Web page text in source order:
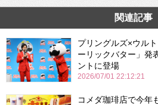
関連記事
プリングルズ×ウル
ーリックバター」
ントに登場
2026/07/01 22:12:21
コメダ珈琲店で今